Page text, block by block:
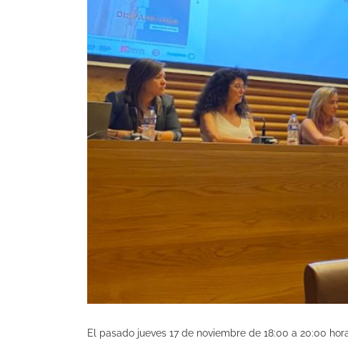
El pasado jueves 17 de noviembre de 18:00 a 20:00